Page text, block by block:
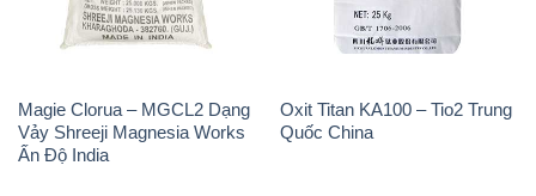
Magie Clorua – MGCL2 Dạng
Vảy Shreeji Magnesia Works
Ấn Độ India
Oxit Titan KA100 – Tio2 Trung
Quốc China